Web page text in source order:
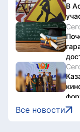
В
Все новости